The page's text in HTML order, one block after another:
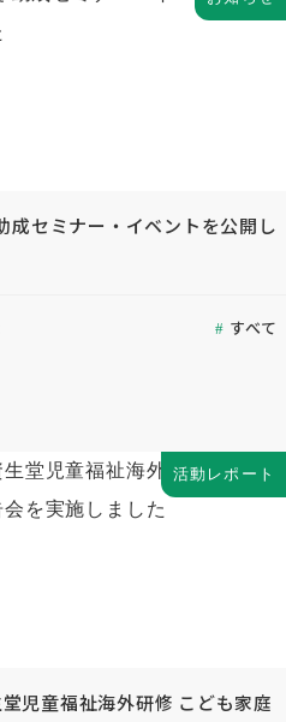
成セミナー・イベントを公開し
すべて
活動レポート
児童福祉海外研修 こども家庭